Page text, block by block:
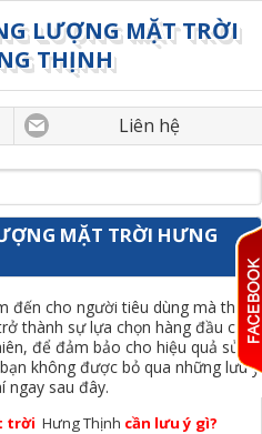
LƯỢNG MẶT TRỜI
THỊNH
Liên hệ
MẶT TRỜI HƯNG
đến cho người tiêu dùng mà thiết
thành sự lựa chọn hàng đầu của
để đảm bảo cho hiệu quả sử
không được bỏ qua những lưu ý
ngay sau đây.
trời Hưng Thịnh cần lưu ý gì?